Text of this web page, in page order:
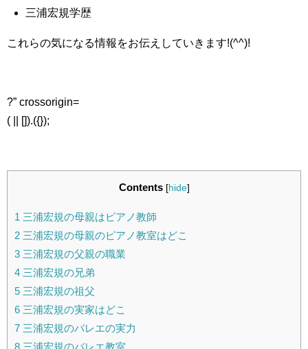
三浦宏規学歴
これらの気になる情報をお伝えしていきます!(^^)!
?” crossorigin=
( || []).({});
Contents [hide]
1 三浦宏規の母親はピアノ教師
2 三浦宏規の母親のピアノ教室はどこ
3 三浦宏規の父親の職業
4 三浦宏規の兄弟
5 三浦宏規の祖父
6 三浦宏規の実家はどこ
7 三浦宏規のバレエの実力
8 三浦宏規のバレエ教室